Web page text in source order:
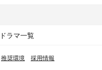
ドラマ一覧
推奨環境 採用情報